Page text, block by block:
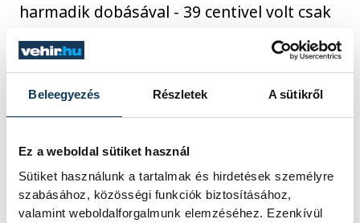
Beleegyezés Részletek A sütikről
Ez a weboldal sütiket használ
Sütiket használunk a tartalmak és hirdetések személyre
szabásához, közösségi funkciók biztosításához,
valamint weboldalforgalmunk elemzéséhez. Ezenkívül
harmadik dobásával - 39 centivel volt csak
mögötte. Ráadásul ötödikre Kohan 80,18-
ra javított és megelőzte Nowickit, Halász
Bence pedig a hálóba vágta a szert.
tudott megújulni, Nowicki viszont ismét
bizonyította klasszisát, 80,95 méteres
dobással az élre került és végül megnyerte